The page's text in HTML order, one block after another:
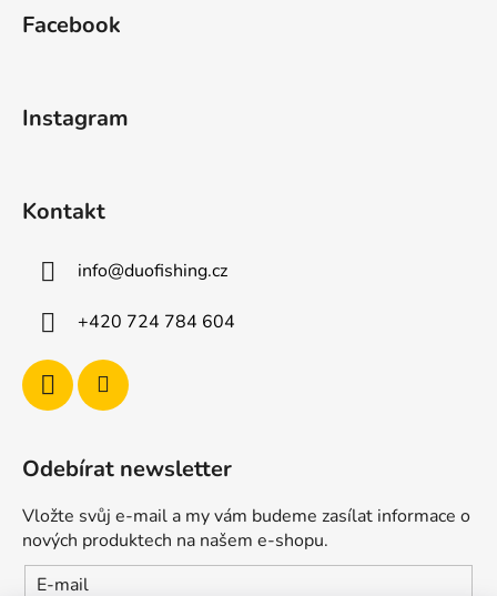
Facebook
Instagram
Kontakt
info@duofishing.cz
+420 724 784 604
Odebírat newsletter
Vložte svůj e-mail a my vám budeme zasílat informace o
nových produktech na našem e-shopu.
E-mail